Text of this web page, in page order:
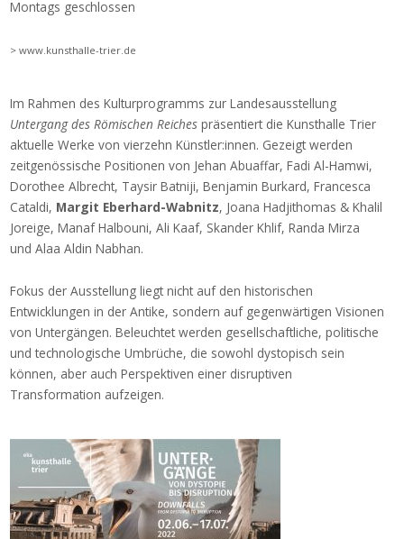
Montags geschlossen
> www.kunsthalle-trier.de
Im Rahmen des Kulturprogramms zur Landesausstellung
Untergang des Römischen Reichespräsentiert die Kunsthalle Trier
aktuelle Werke von vierzehn Künstler:innen. Gezeigt werden
zeitgenössische Positionen von Jehan Abuaffar, Fadi Al-Hamwi,
Dorothee Albrecht, Taysir Batniji, Benjamin Burkard, Francesca
Cataldi, Margit Eberhard-Wabnitz, Joana Hadjithomas & Khalil
Joreige, Manaf Halbouni, Ali Kaaf, Skander Khlif, Randa Mirza
und Alaa Aldin Nabhan.
Fokus der Ausstellung liegt nicht auf den historischen
Entwicklungen in der Antike, sondern auf gegenwärtigen Visionen
von Untergängen. Beleuchtet werden gesellschaftliche, politische
und technologische Umbrüche, die sowohl dystopisch sein
können, aber auch Perspektiven einer disruptiven
Transformation aufzeigen.